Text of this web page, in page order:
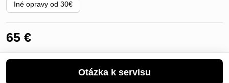
Iné opravy od 30€
65 €